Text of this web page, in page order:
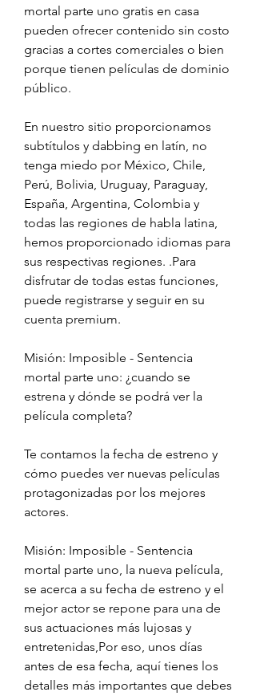
mortal parte uno gratis en casa
pueden ofrecer contenido sin costo
gracias a cortes comerciales o bien
porque tienen películas de dominio
público.
En nuestro sitio proporcionamos
subtítulos y dabbing en latín, no
tenga miedo por México, Chile,
Perú, Bolivia, Uruguay, Paraguay,
España, Argentina, Colombia y
todas las regiones de habla latina,
hemos proporcionado idiomas para
sus respectivas regiones. .Para
disfrutar de todas estas funciones,
puede registrarse y seguir en su
cuenta premium.
Misión: Imposible - Sentencia
mortal parte uno: ¿cuando se
estrena y dónde se podrá ver la
película completa?
Te contamos la fecha de estreno y
cómo puedes ver nuevas películas
protagonizadas por los mejores
actores.
Misión: Imposible - Sentencia
mortal parte uno, la nueva película,
se acerca a su fecha de estreno y el
mejor actor se repone para una de
sus actuaciones más lujosas y
entretenidas,Por eso, unos días
antes de esa fecha, aquí tienes los
detalles más importantes que debes